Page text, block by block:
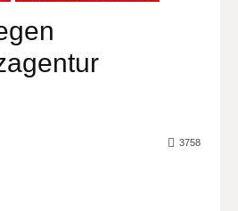
3758